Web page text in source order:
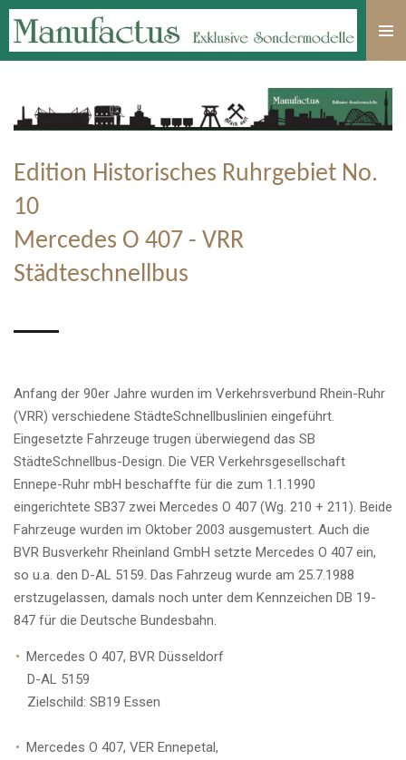
Zum
Hauptinhalt
springen
Edition Historisches Ruhrgebiet No.
10
Mercedes O 407 - VRR
Städteschnellbus
Anfang der 90er Jahre wurden im Verkehrsverbund Rhein-Ruhr
(VRR) verschiedene StädteSchnellbuslinien eingeführt.
Eingesetzte Fahrzeuge trugen überwiegend das SB
StädteSchnellbus-Design. Die VER Verkehrsgesellschaft
Ennepe-Ruhr mbH beschaffte für die zum 1.1.1990
eingerichtete SB37 zwei Mercedes O 407 (Wg. 210 + 211). Beide
Fahrzeuge wurden im Oktober 2003 ausgemustert. Auch die
BVR Busverkehr Rheinland GmbH setzte Mercedes O 407 ein,
so u.a. den D-AL 5159. Das Fahrzeug wurde am 25.7.1988
erstzugelassen, damals noch unter dem Kennzeichen DB 19-
847 für die Deutsche Bundesbahn.
Mercedes O 407, BVR Düsseldorf
D-AL 5159
Zielschild: SB19 Essen
Mercedes O 407, VER Ennepetal,